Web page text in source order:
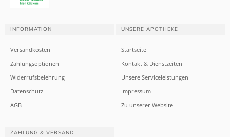
INFORMATION
Versandkosten
Zahlungsoptionen
Widerrufsbelehrung
Datenschutz
AGB
UNSERE APOTHEKE
Startseite
Kontakt & Dienstzeiten
Unsere Serviceleistungen
Impressum
Zu unserer Website
ZAHLUNG & VERSAND